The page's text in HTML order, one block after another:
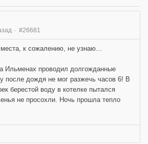
#26681
к сожалению, не узнаю...
Ильменах проводил долгожданные
после дождя не мог разжечь часов 6! В
берестой воду в котелке пытался
не просохли. Ночь прошла тепло